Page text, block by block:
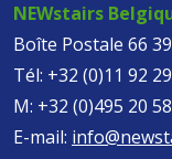
NEWstairs
Boîte Postale 66
Tél: +32 (0)11 92
M: +32 (0)495 20
E-mail: